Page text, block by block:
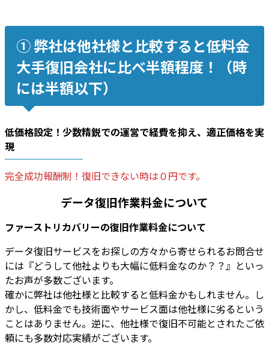
➀ 弊社は他社様と比較すると低料金
大手復旧会社に比べ半額程度！（時
には半額以下）
低価格設定！少数精鋭での運営で経費を抑え、適正価格を実
現
完全成功報酬制！復旧できない時は０円です。
データ復旧作業料金について
ファーストリカバリーの復旧作業料金について
データ復旧サービスをお探しの方々から寄せられるお問合せ
には『どうして他社よりも大幅に低料金なのか？？』といっ
たお声が多数ございます。
確かに弊社は他社様と比較すると低料金かもしれません。し
かし、低料金でも技術面やサービス面は他社様に劣るという
ことはありません。逆に、他社様で復旧不可能とされたご依
頼にも多数対応実績がございます。